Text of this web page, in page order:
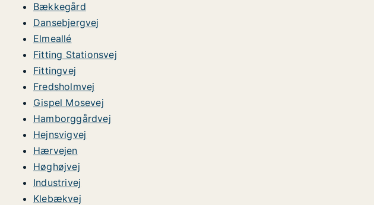
Bækkegård
Dansebjergvej
Elmeallé
Fitting Stationsvej
Fittingvej
Fredsholmvej
Gispel Mosevej
Hamborggårdvej
Hejnsvigvej
Hærvejen
Høghøjvej
Industrivej
Klebækvej